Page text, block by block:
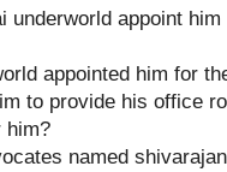
underworld appoint
appointed him for
to provide his office
him?
named